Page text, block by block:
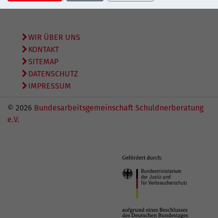
WIR ÜBER UNS
KONTAKT
SITEMAP
DATENSCHUTZ
IMPRESSUM
© 2026 Bundesarbeitsgemeinschaft Schuldnerberatung
e.V.